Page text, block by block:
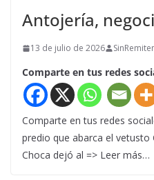
Antojería,
13 de julio de 2026
Comparte en tus redes
Comparte en tus redes
predio que abarca el vetusto
Choca dejó al => Leer más…